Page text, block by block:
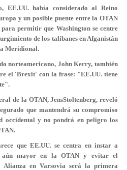
EE.UU. había considerado al Reino
y un posible puente entre la OTAN
permitir que Washington se centre
de los talibanes en Afganistán
Meridional.
norteamericano, John Kerry, también
el 'Brexit' con la frase: "EE.UU. tiene
de la OTAN, JensStoltenberg, reveló
que mantendrá su compromiso
occidental y no pondrá en peligro los
que EE.UU. se centra en instar a
aún mayor en la OTAN y evitar el
en Varsovia será la primera